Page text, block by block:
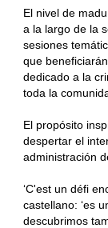
El nivel de
a la largo de la
sesiones
que
dedicado a la
toda la
El propósito
despertar el
administración
‘C'est un défi
castellano: ‘es
descubrimos